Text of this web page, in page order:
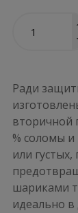
Ради
вторичной
% соломы и
или
шариками
идеально в